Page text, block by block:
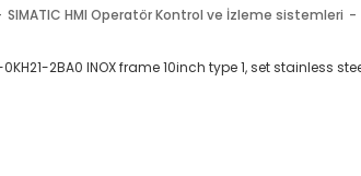
SIMATIC HMI Operatör Kontrol ve İzleme sistemleri